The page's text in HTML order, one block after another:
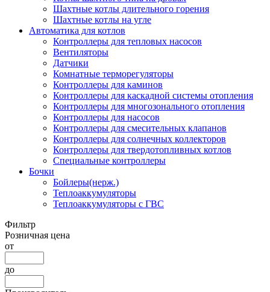
Шахтные котлы длительного горения
Шахтные котлы на угле
Автоматика для котлов
Контроллеры для тепловых насосов
Вентиляторы
Датчики
Комнатные терморегуляторы
Контроллеры для каминов
Контроллеры для каскадной системы отопления
Контроллеры для многозонального отопления
Контроллеры для насосов
Контроллеры для смесительных клапанов
Контроллеры для солнечных коллекторов
Контроллеры для твердотопливных котлов
Специальные контроллеры
Бочки
Бойлеры(нерж.)
Теплоаккумуляторы
Теплоаккумуляторы с ГВС
Фильтр
Розничная цена
от
до